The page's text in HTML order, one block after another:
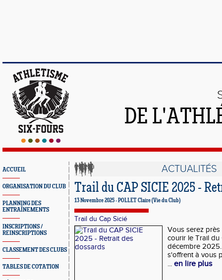
DE
ACCUEIL
ORGANISATION DU CLUB
PLANNING DES
ENTRAÎNEMENTS
INSCRIPTIONS /
REINSCRIPTIONS
CLASSEMENT DES CLUBS
TABLES DE COTATION
ACTUALITÉS
Trail du CAP SICIE 2025 -
13 Novembre 2025 - POLLET Claire (Vie du Club)
Trail du Cap Sicié
Vous serez
courir le Trail du
décembre
s'offrent à vous
... en lire plus